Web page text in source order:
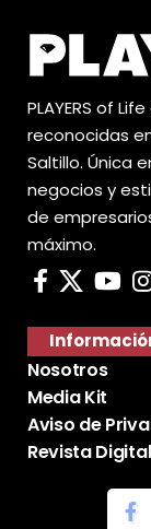
PLAYERS of
reconocidas
Saltillo. Única
negocios y
de
máximo.
Nosotros
Media Kit
Aviso de
Revista Digital